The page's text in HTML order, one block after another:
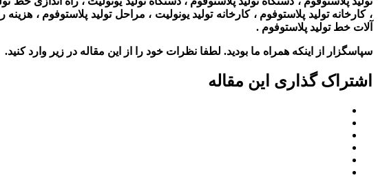
، کارخانه تولید پلاستوفوم ، کارخانه تولید یونولیت ، مراحل تولید پلاستوفوم ،
آلات خط تولید پلاستوفوم .
سپاسگزار از اینکه همراه ما بودید. لطفا نظرات خود را از این مقاله در زیر وارد کنید.
اشتراک گذاری این مقاله